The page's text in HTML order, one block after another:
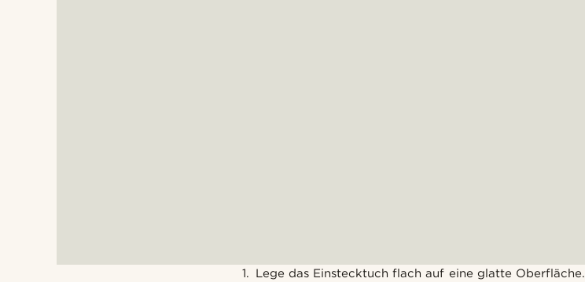
Lege das Einstecktuch flach auf eine glatte Oberfläche.